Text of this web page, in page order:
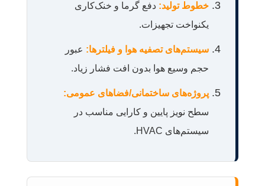
خطوط تولید: دفع گرما و خنک‌کاری
یکنواخت تجهیزات.
سیستم‌های تصفیه هوا و فیلترها: عبور
حجم وسیع هوا بدون افت فشار زیاد.
پروژه‌های ساختمانی/فضاهای عمومی:
سطح نویز پایین و کارایی مناسب در
سیستم‌های HVAC.